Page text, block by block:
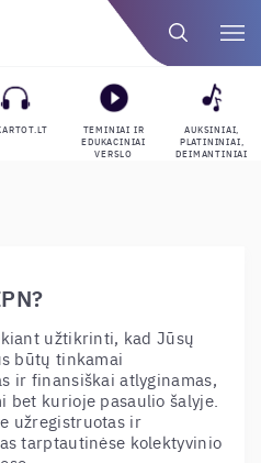
TEMINIAI IR
EDUKACINIAI
VERSLO
AUKSINIAI,
PLATININIAI,
DEIMANTINIAI
užtikrinti, kad Jūsų
būtų tinkamai
ir finansiškai atlyginamas,
bet kurioje pasaulio šalyje.
užregistruotas ir
tarptautinėse kolektyvinio